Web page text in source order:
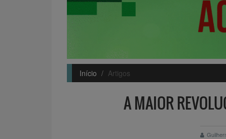
Início Artigos
A MAIOR